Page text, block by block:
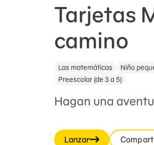
Courses and Webinars
Games and Storybooks
Tarjetas
camino
Las matemáticas Niño
Preescolar (de 3 a 5)
Hagan una
Lanzar